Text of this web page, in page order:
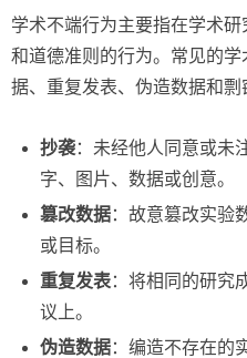
学术不端行为主要指在学术
和道德准则的行为。常见的
据、重复发表、伪造数据和剽
抄袭：未经他人同意或未
字、图片、数据或创意。
篡改数据：故意篡改实验
或目标。
重复发表：将相同的研究
议上。
伪造数据：编造不存在的